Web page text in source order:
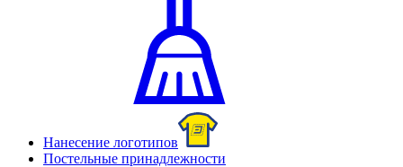
Нанесение логотипов
Постельные принадлежности